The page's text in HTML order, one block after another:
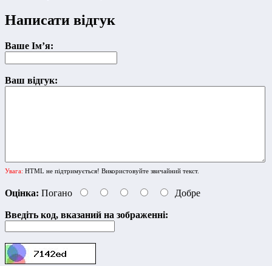
Написати відгук
Ваше Ім’я:
Ваш відгук:
Увага: HTML не підтримується! Використовуйте звичайний текст.
Оцінка: Погано Добре
Введіть код, вказаний на зображенні: